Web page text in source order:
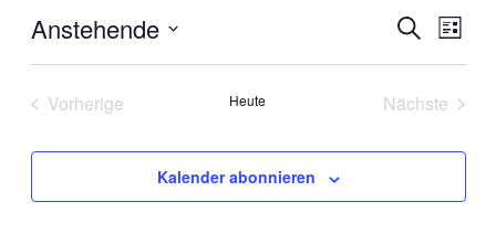
Suche
Liste
Anstehende
Vorherige
Heute
Nächste
Kalender abonnieren